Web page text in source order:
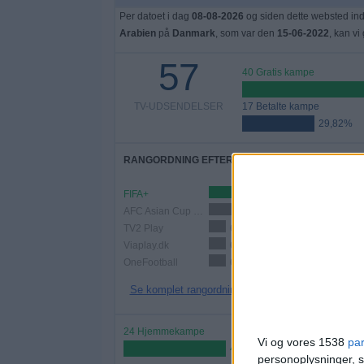
Vi og vores 1538
personoplysninger,
Per datoet i dag 08-08-2026 og siden dette websted
Arabienpå Danmark, som var den 15-06-2022, kan vi
57
TV-UDSENDELSER
40 Gratis kampe
17 Betalte kampe
29,82%
RANGORDNING EFTER KANALER
FIFA+
TV2 Play
Viaplay.dk
OneFootball
Se komplet rangordning
24 Hjemmekampe
42,11%